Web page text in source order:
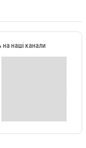
на наші канали